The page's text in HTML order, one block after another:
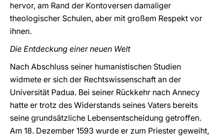
hervor, am Rand der Kontoversen damaliger
theologischer Schulen, aber mit großem Respekt vor
ihnen.
Die Entdeckung einer neuen Welt
Nach Abschluss seiner humanistischen Studien
widmete er sich der Rechtswissenschaft an der
Universität Padua. Bei seiner Rückkehr nach Annecy
hatte er trotz des Widerstands seines Vaters bereits
seine grundsätzliche Lebensentscheidung getroffen.
Am 18. Dezember 1593 wurde er zum Priester geweiht,